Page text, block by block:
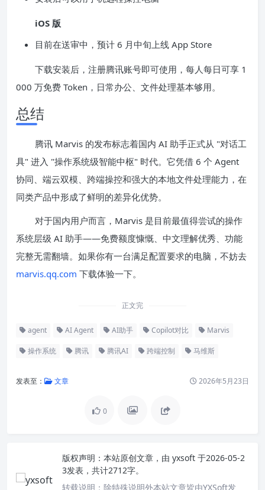
iOS 版
目前在送审中，预计 6 月中旬上线 App Store
下载安装后，注册腾讯账号即可使用，每人每日可享 1
000 万免费 Token，日常办公、文件处理基本够用。
总结
腾讯 Marvis 的发布标志着国内 AI 助手正式从 "对话工
具" 进入 "操作系统级智能中枢" 时代。它凭借 6 个 Agent
协同、端云双模、跨端操控和强大的本地文件处理能力，在
同类产品中形成了鲜明的差异化优势。
对于国内用户而言，Marvis 是目前最值得尝试的操作
系统层级 AI 助手——免费额度慷慨、中文理解优秀、功能
完整无需翻墙。如果你有一台满足配置要求的电脑，不妨去
marvis.qq.com 下载体验一下。
正文完
agent AI Agent AI助手 Copilot对比 Marvis
操作系统 腾讯 腾讯AI 跨端控制 马维斯
发表至： 文章 2026年5月23日
0
版权声明： 本站原创文章，由 yxsoft 于2026-05-2
3发表，共计2712字。
转载说明： 除特殊说明外本站文章皆由YXSoft发